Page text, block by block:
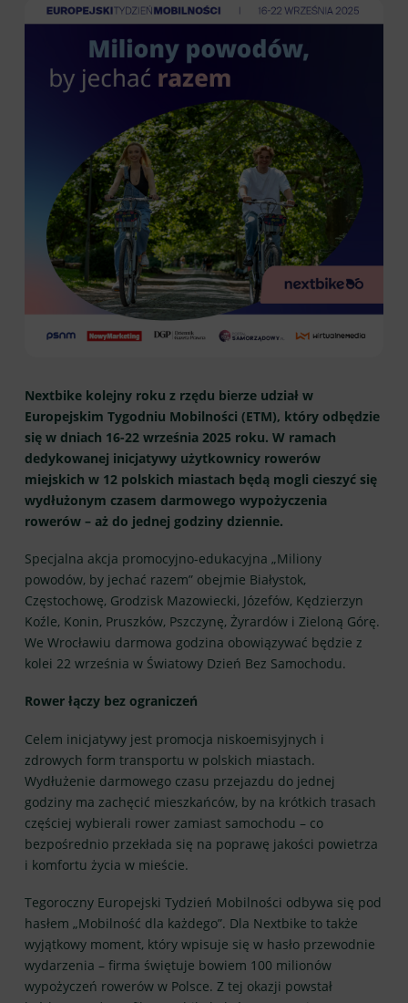
Nextbike kolejny roku z rzędu bierze udział w
Europejskim Tygodniu Mobilności (ETM), który odbędzie
się w dniach 16-22 września 2025 roku. W ramach
dedykowanej inicjatywy użytkownicy rowerów
miejskich w 12 polskich miastach będą mogli cieszyć się
wydłużonym czasem darmowego wypożyczenia
rowerów – aż do jednej godziny dziennie.
Specjalna akcja promocyjno-edukacyjna „Miliony
powodów, by jechać razem” obejmie Białystok,
Częstochowę, Grodzisk Mazowiecki, Józefów, Kędzierzyn
Koźle, Konin, Pruszków, Pszczynę, Żyrardów i Zieloną Górę.
We Wrocławiu darmowa godzina obowiązywać będzie z
kolei 22 września w Światowy Dzień Bez Samochodu.
Rower łączy bez ograniczeń
Celem inicjatywy jest promocja niskoemisyjnych i
zdrowych form transportu w polskich miastach.
Wydłużenie darmowego czasu przejazdu do jednej
godziny ma zachęcić mieszkańców, by na krótkich trasach
częściej wybierali rower zamiast samochodu – co
bezpośrednio przekłada się na poprawę jakości powietrza
i komfortu życia w mieście.
Tegoroczny Europejski Tydzień Mobilności odbywa się pod
hasłem „Mobilność dla każdego”. Dla Nextbike to także
wyjątkowy moment, który wpisuje się w hasło przewodnie
wydarzenia – firma świętuje bowiem 100 milionów
wypożyczeń rowerów w Polsce. Z tej okazji powstał